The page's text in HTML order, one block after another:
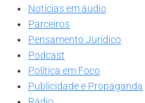
Notícias em áudio
Parceiros
Pensamento Jurídico
Podcast
Política em Foco
Publicidade e Propaganda